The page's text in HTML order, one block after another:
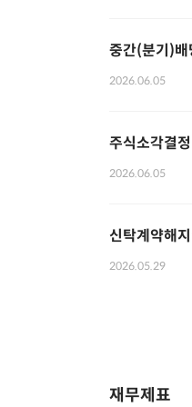
중간(분기)배
2026.06.05
주식소각결정
2026.06.05
신탁계약해
2026.05.29
재무제표